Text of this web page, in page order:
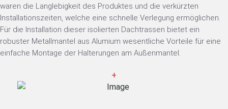
waren die Langlebigkeit des Produktes und die verkürzten
Installationszeiten, welche eine schnelle Verlegung ermöglichen.
Für die Installation dieser isolierten Dachtrassen bietet ein
robuster Metallmantel aus Alumium wesentliche Vorteile für eine
einfache Montage der Halterungen am Außenmantel.
+